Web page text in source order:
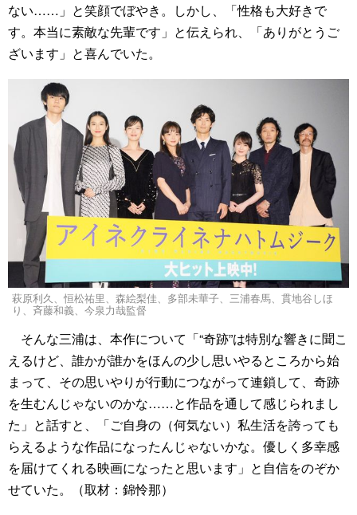
ない……」と笑顔でぼやき。しかし、「性格も大好きで
す。本当に素敵な先輩です」と伝えられ、「ありがとうご
ざいます」と喜んでいた。
萩原利久、恒松祐里、森絵梨佳、多部未華子、三浦春馬、貫地谷しほ
り、斉藤和義、今泉力哉監督
そんな三浦は、本作について「“奇跡”は特別な響きに聞こ
えるけど、誰かが誰かをほんの少し思いやるところから始
まって、その思いやりが行動につながって連鎖して、奇跡
を生むんじゃないのかな……と作品を通して感じられまし
た」と話すと、「ご自身の（何気ない）私生活を誇っても
らえるような作品になったんじゃないかな。優しく多幸感
を届けてくれる映画になったと思います」と自信をのぞか
せていた。（取材：錦怜那）